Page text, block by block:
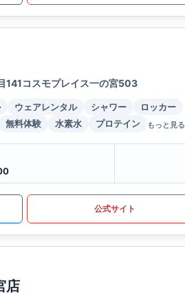
141コスモプレイス一の宮503
ウェアレンタル シャワー
ロッカー
無料体験 水素水 プロテイン もっと見る
公式サイト
店